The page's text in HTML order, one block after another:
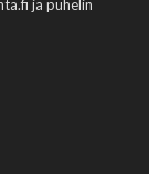
ja puhelin